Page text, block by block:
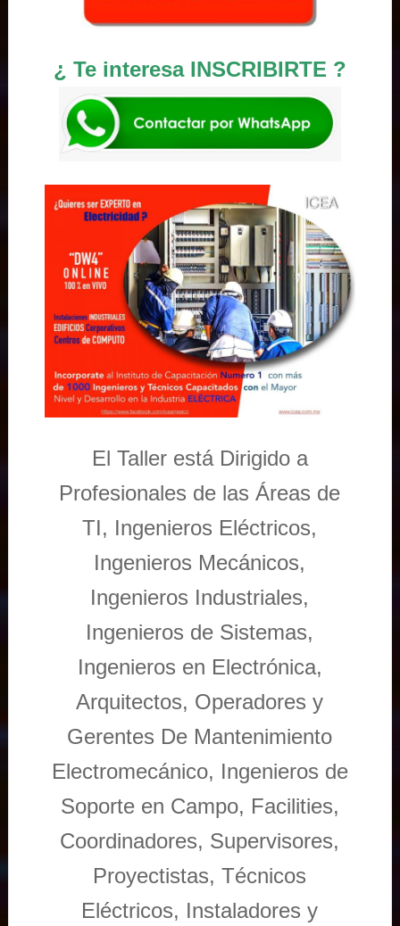
¿ Te interesa INSCRIBIRTE ?
El Taller está Dirigido a
Profesionales de las Áreas de
TI, Ingenieros Eléctricos,
Ingenieros Mecánicos,
Ingenieros Industriales,
Ingenieros de Sistemas,
Ingenieros en Electrónica,
Arquitectos, Operadores y
Gerentes De Mantenimiento
Electromecánico, Ingenieros de
Soporte en Campo, Facilities,
Coordinadores, Supervisores,
Proyectistas, Técnicos
Eléctricos, Instaladores y